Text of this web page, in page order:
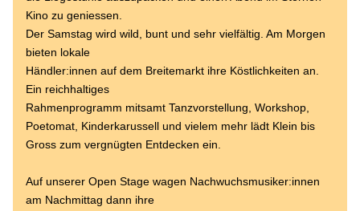
Kino zu geniessen.
Der Samstag wird wild, bunt und sehr vielfältig. Am Morgen
bieten lokale
Händler:innen auf dem Breitemarkt ihre Köstlichkeiten an.
Ein reichhaltiges
Rahmenprogramm mitsamt Tanzvorstellung, Workshop,
Poetomat, Kinderkarussell und vielem mehr lädt Klein bis
Gross zum vergnügten Entdecken ein.
Auf unserer Open Stage wagen Nachwuchsmusiker:innen
am Nachmittag dann ihre